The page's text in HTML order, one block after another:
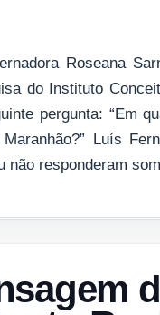
Roseana
do Instituto
pergunta: “Em
Luís
não responderam